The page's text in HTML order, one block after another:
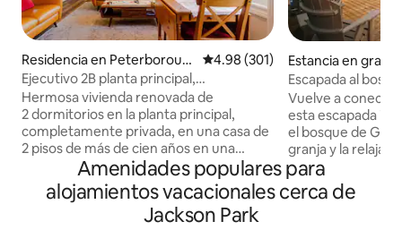
Residencia en Peterboroug
h
Calificación promedio: 4.98 de
4.98 (301)
Ejecutivo 2B planta principal,
aparcamiento gratuito y patio trasero
Hermosa vivienda renovada de
2 dormitorios en la planta principal,
completamente privada, en una casa de
2 pisos de más de cien años en una
ubicación privilegiada. Estacionamiento
gratuito para 2 autos. Camas tamaño
king y queen muy cómodas. Cocina
totalmente equipada,
Estancia en
bellcroft
Escapada al
Vuelve a
esta escapada
el bosque de
granja y la relajación. Haz
montaña,
pescar y navegar. Disfruta de la vida en
una granja de
Amenidades populares para
alojamientos vacacionales cerca de
Jackson Park